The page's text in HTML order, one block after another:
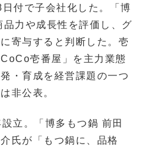
付で子会社化した。「博
力や成長性を評価し、グ
寄与すると判断した。壱
壱番屋」を主力業態
・育成を経営課題の一つ
非公表。
立。「博多もつ鍋 前田
氏が「もつ鍋に、品格